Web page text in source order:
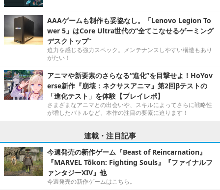
AAAゲームも制作も妥協なし。「Lenovo Legion To
wer 5」はCore Ultra世代の“全てこなせるゲーミング
デスクトップ”
迫力を感じる強力スペック。メンテナンスしやすい構造もあり
がたい！
アニマや新要素のさらなる“進化”を目撃せよ！HoYov
erse新作『崩壊：ネクサスアニマ』第2回βテストの
「進化テスト」を体験【プレイレポ】
さまざまなアニマとの出会いや、スキルによってさらに戦略性
が増したバトルなど、本作の注目の要素に迫ります！
連載・注目記事
今週発売の新作ゲーム『Beast of Reincarnation』
『MARVEL Tōkon: Fighting Souls』『ファイナルフ
ァンタジーXIV』他
今週発売の新作ゲームはこちら。